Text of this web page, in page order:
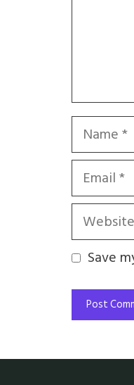
Name
Email
Website
Save